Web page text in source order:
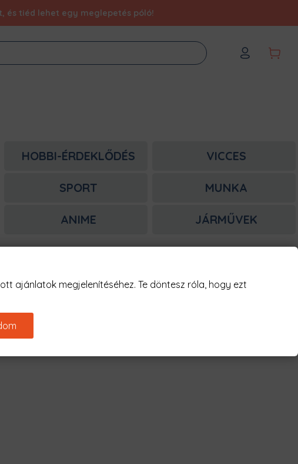
és tiéd lehet egy meglepetés póló!
HOBBI-ÉRDEKLŐDÉS VICCES
SPORT MUNKA
ANIME JÁRMŰVEK
ajánlatok megjelenítéséhez. Te döntesz róla, hogy ezt